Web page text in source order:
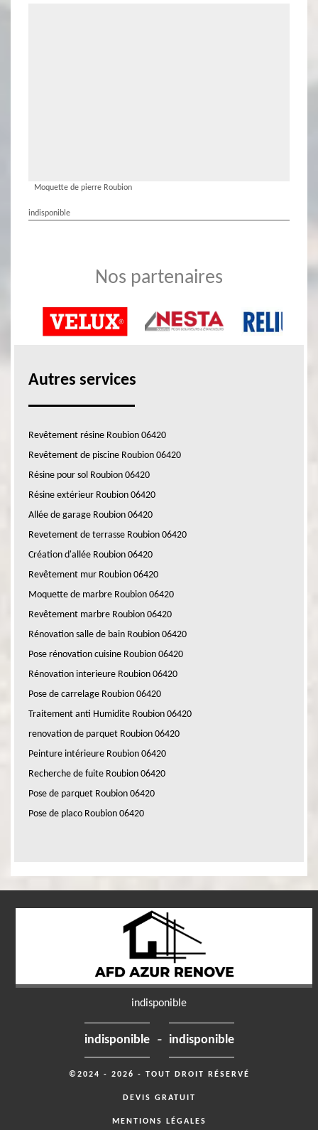
Moquette de pierre Roubion
indisponible
Nos partenaires
Autres services
Revêtement résine Roubion 06420
Revêtement de piscine Roubion 06420
Résine pour sol Roubion 06420
Résine extérieur Roubion 06420
Allée de garage Roubion 06420
Revetement de terrasse Roubion 06420
Création d'allée Roubion 06420
Revêtement mur Roubion 06420
Moquette de marbre Roubion 06420
Revêtement marbre Roubion 06420
Rénovation salle de bain Roubion 06420
Pose rénovation cuisine Roubion 06420
Rénovation interieure Roubion 06420
Pose de carrelage Roubion 06420
Traitement anti Humidite Roubion 06420
renovation de parquet Roubion 06420
Peinture intérieure Roubion 06420
Recherche de fuite Roubion 06420
Pose de parquet Roubion 06420
Pose de placo Roubion 06420
indisponible
indisponible - indisponible
©2024 - 2026 - TOUT DROIT RÉSERVÉ
DEVIS GRATUIT
MENTIONS LÉGALES